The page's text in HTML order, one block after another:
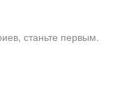
станьте первым.